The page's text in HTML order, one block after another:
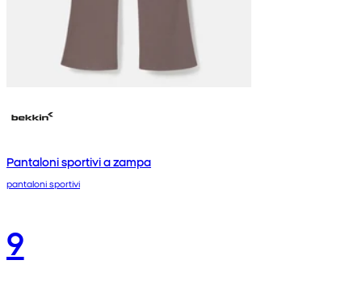
Pantaloni sportivi a zampa
pantaloni sportivi
9